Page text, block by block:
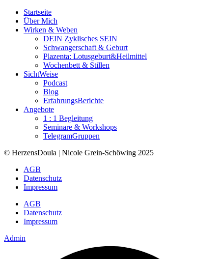
Startseite
Über Mich
Wirken & Weben
DEIN Zyklisches SEIN
Schwangerschaft & Geburt
Plazenta: Lotusgeburt&Heilmittel
Wochenbett & Stillen
SichtWeise
Podcast
Blog
ErfahrungsBerichte
Angebote
1 : 1 Begleitung
Seminare & Workshops
TelegramGruppen
© HerzensDoula | Nicole Grein-Schöwing 2025
AGB
Datenschutz
Impressum
AGB
Datenschutz
Impressum
Admin